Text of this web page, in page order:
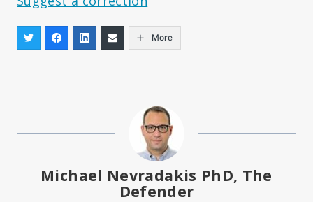
More
Michael Nevradakis PhD, The
Defender